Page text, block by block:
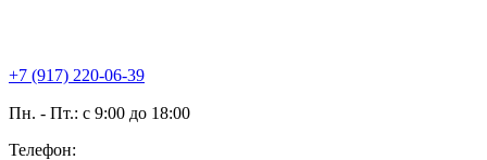
+7 (917) 220-06-39
Пн. - Пт.: с 9:00 до 18:00
Телефон: